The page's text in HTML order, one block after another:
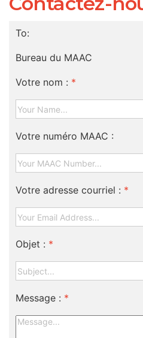
To:
Bureau du MAAC
Votre nom : *
Votre numéro MAAC :
Votre adresse courriel : *
Objet : *
Message : *